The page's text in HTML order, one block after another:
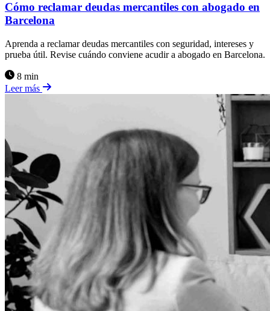
Cómo reclamar deudas mercantiles con abogado en
Barcelona
Aprenda a reclamar deudas mercantiles con seguridad, intereses y
prueba útil. Revise cuándo conviene acudir a abogado en Barcelona.
8 min
Leer más